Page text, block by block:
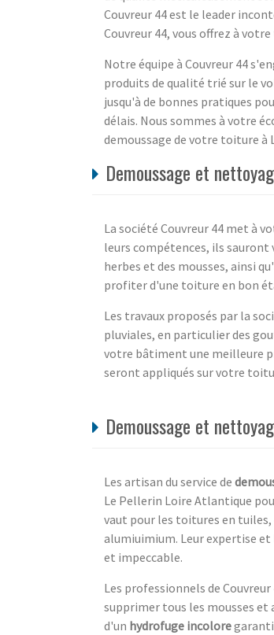
Couvreur 44 est le leader
Couvreur 44, vous offrez à
Notre équipe à Couvreur 44
produits de qualité trié sur le
jusqu'à de bonnes pratiques
délais. Nous sommes à votre
demoussage de votre toiture à
Demoussage et
La société Couvreur 44 met à
leurs compétences, ils
herbes et des mousses, ainsi
profiter d'une toiture en bon
Les travaux proposés par la
pluviales, en particulier des
votre bâtiment une meilleure
seront appliqués sur votre
Demoussage et
Les artisan du service de
Le Pellerin Loire Atlantique
vaut pour les toitures en tuiles,
alumiuimium. Leur expertise
et impeccable.
Les professionnels de
supprimer tous les mousses
d'un hydrofuge incolore